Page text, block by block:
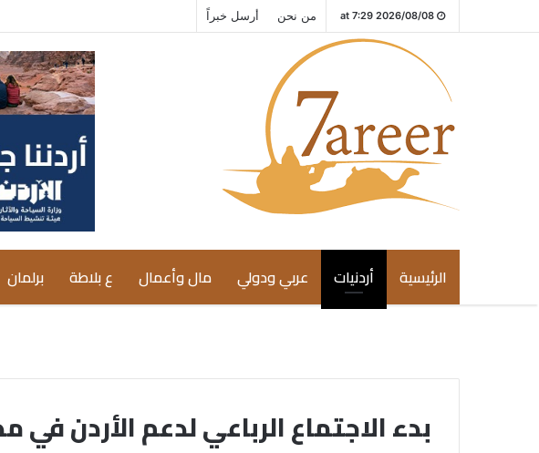
2026/08/08 at 7:29 من نحن أرسل خبراً
الرئيسية أردنيات عربي ودولي مال وأعمال ع بلاطة برلمان
بدء الاجتماع الرباعي لدعم الأردن في